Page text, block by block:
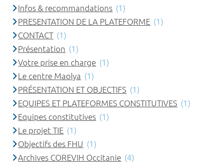
Infos & recommandations (1)
PRESENTATION DE LA PLATEFORME (1)
CONTACT (1)
Présentation (1)
Votre prise en charge (1)
Le centre Maolya (1)
PRÉSENTATION ET OBJECTIFS (1)
EQUIPES ET PLATEFORMES CONSTITUTIVES (1)
Equipes constitutives (1)
Le projet TIE (1)
Objectifs des FHU (1)
Archives COREVIH Occitanie (4)